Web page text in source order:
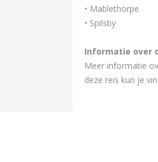
• Mablethorpe
• Spilsby
Informatie over
Meer informatie
deze reis kun je